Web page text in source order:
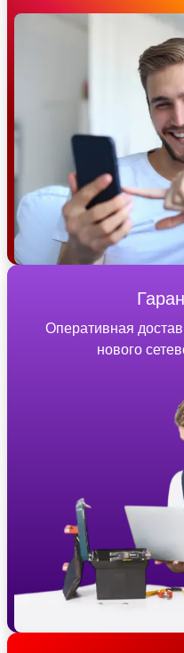
Оперативная
нового